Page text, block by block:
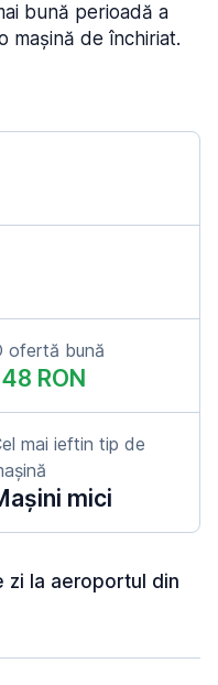
bună perioadă a
mașină de închiriat.
ofertă bună
RON
mai ieftin tip de
mici
zi la aeroportul din